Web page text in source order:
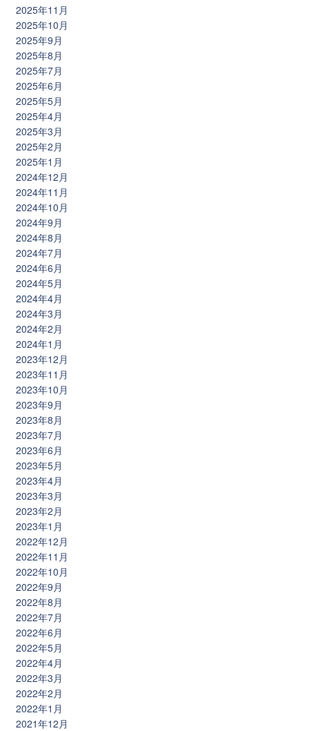
2025年11月
2025年10月
2025年9月
2025年8月
2025年7月
2025年6月
2025年5月
2025年4月
2025年3月
2025年2月
2025年1月
2024年12月
2024年11月
2024年10月
2024年9月
2024年8月
2024年7月
2024年6月
2024年5月
2024年4月
2024年3月
2024年2月
2024年1月
2023年12月
2023年11月
2023年10月
2023年9月
2023年8月
2023年7月
2023年6月
2023年5月
2023年4月
2023年3月
2023年2月
2023年1月
2022年12月
2022年11月
2022年10月
2022年9月
2022年8月
2022年7月
2022年6月
2022年5月
2022年4月
2022年3月
2022年2月
2022年1月
2021年12月